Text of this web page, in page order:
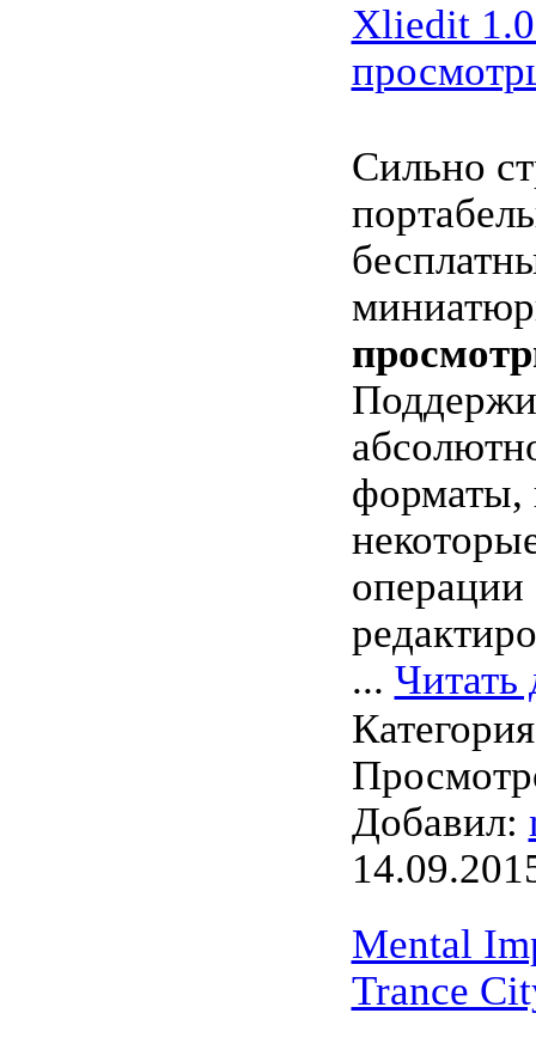
Xliedit
Сильно
форматы,
операции
... Читать
Добавил:
Mental
Trance